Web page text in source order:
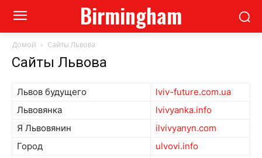
Birmingham
Домой Сайты Львова
Сайты Львова
Львов будущего
lviv-future.com.ua
Львовянка
lvivyanka.info
Я Львовянин
ilvivyanyn.com
Город
ulvovi.info